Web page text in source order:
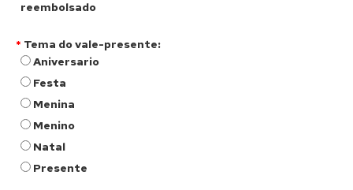
reembolsado
* Tema do vale-presente:
Aniversario
Festa
Menina
Menino
Natal
Presente